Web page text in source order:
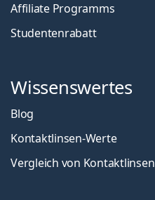
Affiliate Programms
Studentenrabatt
Wissenswertes
Blog
Kontaktlinsen-Werte
Vergleich von Kontaktlinsen